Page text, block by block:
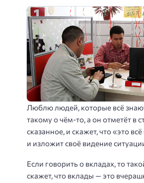
Люблю людей, которые всё
такому о чём-то, а он отметёт в
сказанное, и скажет, что «это
и изложит своё видение
Если говорить о вкладах, то
скажет, что вклады — это